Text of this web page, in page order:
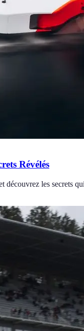
Révélés
découvrez les secrets